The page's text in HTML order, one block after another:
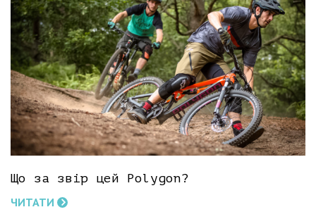
Що за звір цей Polygon?
ЧИТАТИ